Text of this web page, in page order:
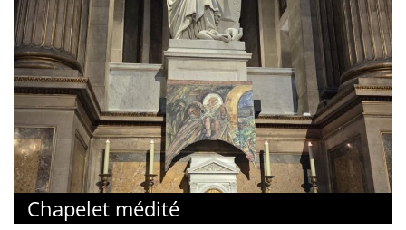
Chapelet médité